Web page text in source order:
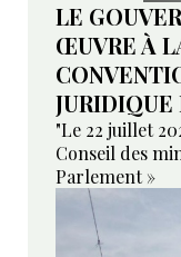
LE
ŒUVRE À
"Le 22 juillet
Conseil des
Parlement »